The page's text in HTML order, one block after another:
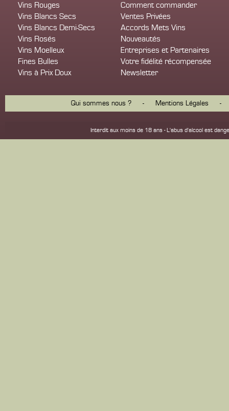
Vins Rouges
Vins Blancs Secs
Vins Blancs Demi-Secs
Vins Rosés
Vins Moelleux
Fines Bulles
Vins à Prix Doux
Comment commander
Ventes Privées
Accords Mets Vins
Nouveautés
Entreprises et Partenaires
Votre fidélité récompensée
Newsletter
Qui sommes nous ? - Mentions Légales -
Interdit aux moins de 18 ans - L'abus d'alcool est